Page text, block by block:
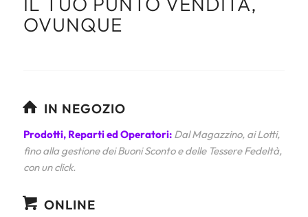
OVUNQUE
IN NEGOZIO
Prodotti, Reparti ed Operatori: Dal Magazzino, ai Lotti,
fino alla gestione dei Buoni Sconto e delle Tessere Fedeltà,
con un click.
ONLINE